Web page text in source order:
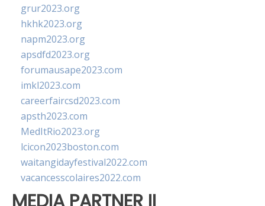
grur2023.org
hkhk2023.org
napm2023.org
apsdfd2023.org
forumausape2023.com
imkl2023.com
careerfaircsd2023.com
apsth2023.com
MedItRio2023.org
lcicon2023boston.com
waitangidayfestival2022.com
vacancesscolaires2022.com